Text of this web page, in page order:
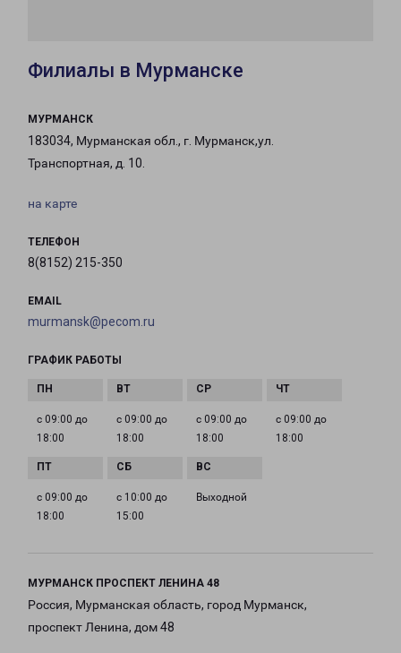
Филиалы в Мурманске
МУРМАНСК
183034, Мурманская обл., г. Мурманск,ул.
Транспортная, д. 10.
на карте
ТЕЛЕФОН
8(8152) 215-350
EMAIL
murmansk@pecom.ru
ГРАФИК РАБОТЫ
с 09:00 до
18:00
с 09:00 до
18:00
с 09:00 до
18:00
с 09:00 до
18:00
с 09:00 до
18:00
с 10:00 до
15:00
Выходной
МУРМАНСК ПРОСПЕКТ ЛЕНИНА 48
Россия, Мурманская область, город Мурманск,
проспект Ленина, дом 48